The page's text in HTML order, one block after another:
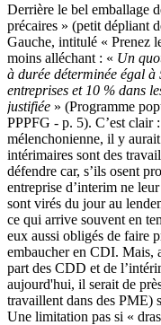
Derrière le bel emballage
précaires » (petit dépliant
Gauche, intitulé « Prenez
moins alléchant : « Un
à durée déterminée égal à
entreprises et 10 % dans
justifiée » (Programme
PPPFG - p. 5). C’est clair
mélenchonienne, il y
intérimaires sont des
défendre car, s’ils osent
entreprise d’interim ne
sont virés du jour au
ce qui arrive souvent en
eux aussi obligés de faire
embaucher en CDI. Mais,
part des CDD et de
aujourd'hui, il serait de
travaillent dans des PME)
Une limitation pas si «